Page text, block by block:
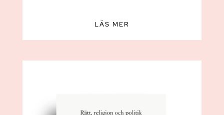
LÄS MER